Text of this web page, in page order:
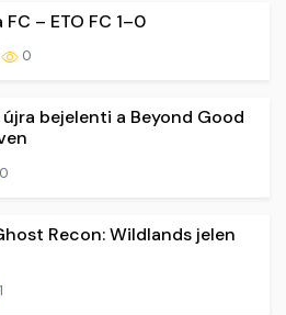
– ETO FC 1–0
0
bejelenti a Beyond Good
0
Recon: Wildlands jelen
1